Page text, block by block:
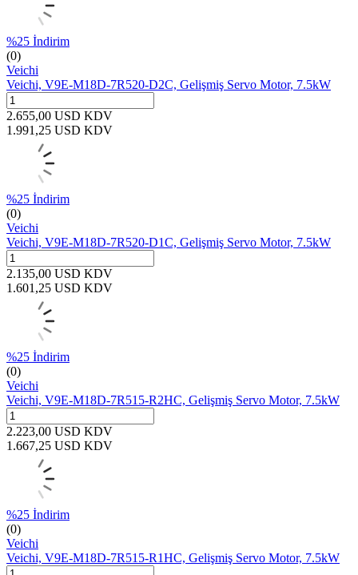
%25 İndirim
(0)
Veichi
Veichi, V9E-M18D-7R520-D2C, Gelişmiş Servo Motor, 7.5kW
2.655,00 USD KDV
1.991,25 USD KDV
%25 İndirim
(0)
Veichi
Veichi, V9E-M18D-7R520-D1C, Gelişmiş Servo Motor, 7.5kW
2.135,00 USD KDV
1.601,25 USD KDV
%25 İndirim
(0)
Veichi
Veichi, V9E-M18D-7R515-R2HC, Gelişmiş Servo Motor, 7.5kW
2.223,00 USD KDV
1.667,25 USD KDV
%25 İndirim
(0)
Veichi
Veichi, V9E-M18D-7R515-R1HC, Gelişmiş Servo Motor, 7.5kW